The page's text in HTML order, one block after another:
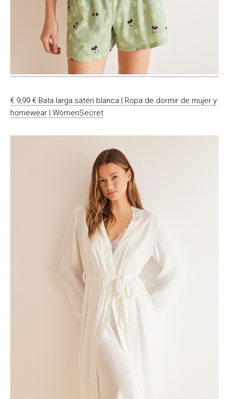
€ 9,99 € Bata larga satén blanca | Ropa de dormir de mujer y
homewear | WomenSecret